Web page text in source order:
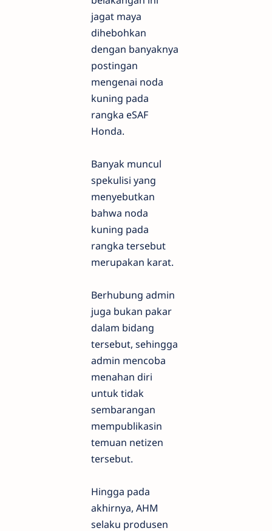
jagat maya
dihebohkan
dengan banyaknya
postingan
mengenai noda
kuning pada
rangka eSAF
Honda.
Banyak muncul
spekulisi yang
menyebutkan
bahwa noda
kuning pada
rangka tersebut
merupakan karat.
Berhubung admin
juga bukan pakar
dalam bidang
tersebut, sehingga
admin mencoba
menahan diri
untuk tidak
sembarangan
mempublikasin
temuan netizen
tersebut.
Hingga pada
akhirnya, AHM
selaku produsen